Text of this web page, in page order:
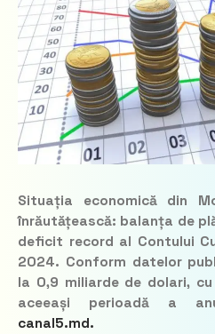
Situația economică din
înrăutățească: balanța de
deficit record al Contului
2024. Conform datelor
la 0,9 miliarde de dolari,
aceeași perioadă a
canal5.md.